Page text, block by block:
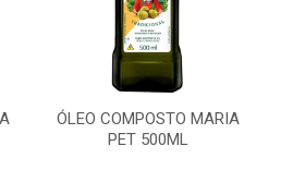
ÓLEO COMPOSTO MARIA
PET 500ML